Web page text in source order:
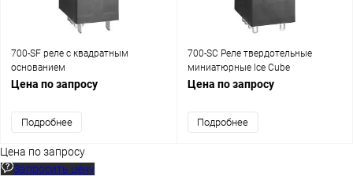
700-SF реле с квадратным
основанием
Цена по запросу
Подробнее
700-SC Реле твердотельные
миниатюрные Ice Cube
Цена по запросу
Подробнее
Цена по запросу
Запросить цену